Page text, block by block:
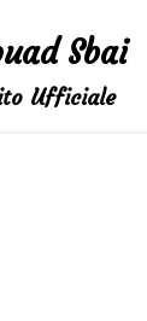
Sbai
Ufficiale